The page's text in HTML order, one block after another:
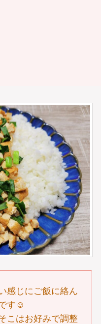
感じにご飯に絡ん
す☺︎
こはお好みで調整